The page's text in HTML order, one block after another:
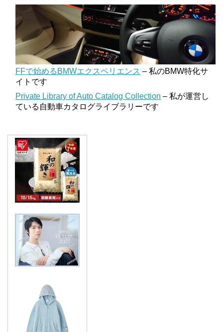
FFで始めるBMWエクスペリエンス – 私のBMW特化サ
イトです
Private Library of Auto Catalog Collection – 私が運営し
ている自動車カタログライブラリーです